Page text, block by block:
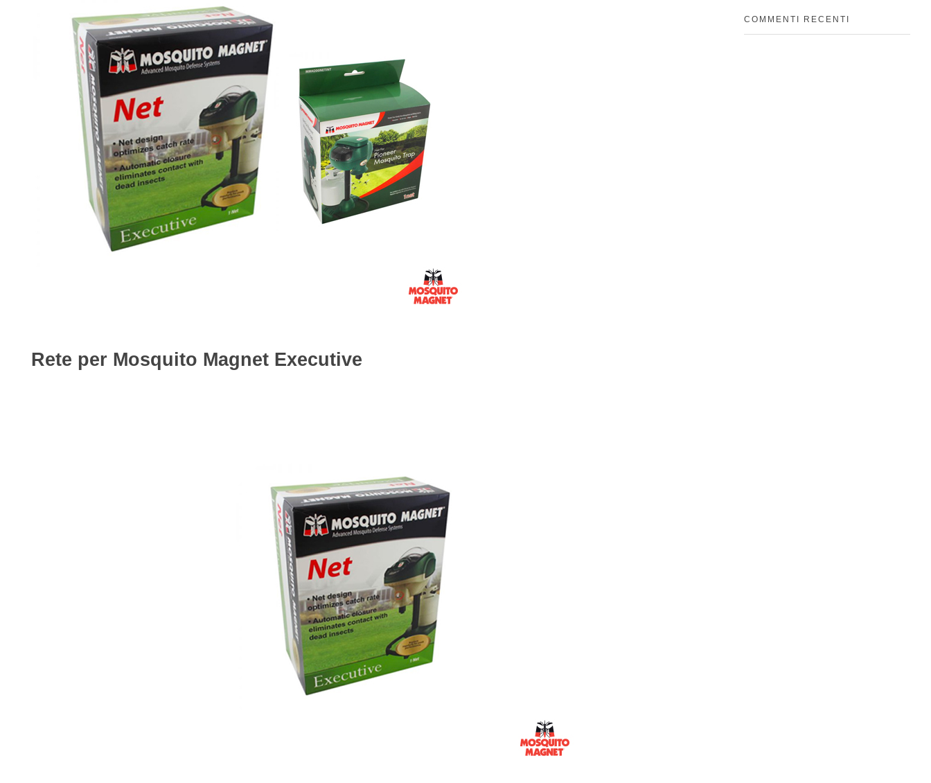
Rete per Mosquito Magnet Executive
COMMENTI RECENTI